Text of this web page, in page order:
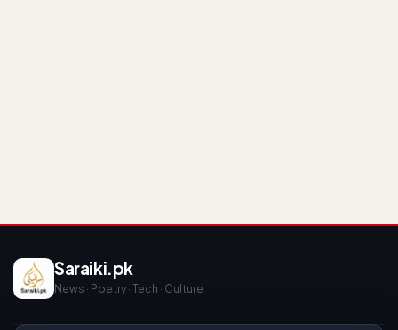
Saraiki.pk
News · Poetry · Tech · Culture